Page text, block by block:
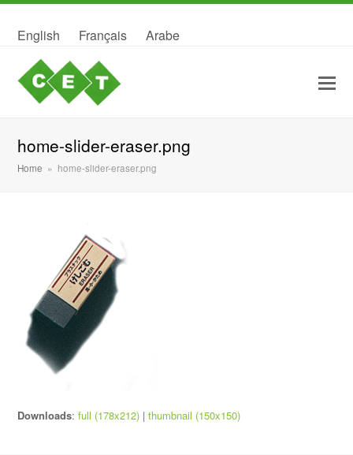
English Français Arabe
home-slider-eraser.png
Home » home-slider-eraser.png
Downloads:full (178x212) |thumbnail (150x150)